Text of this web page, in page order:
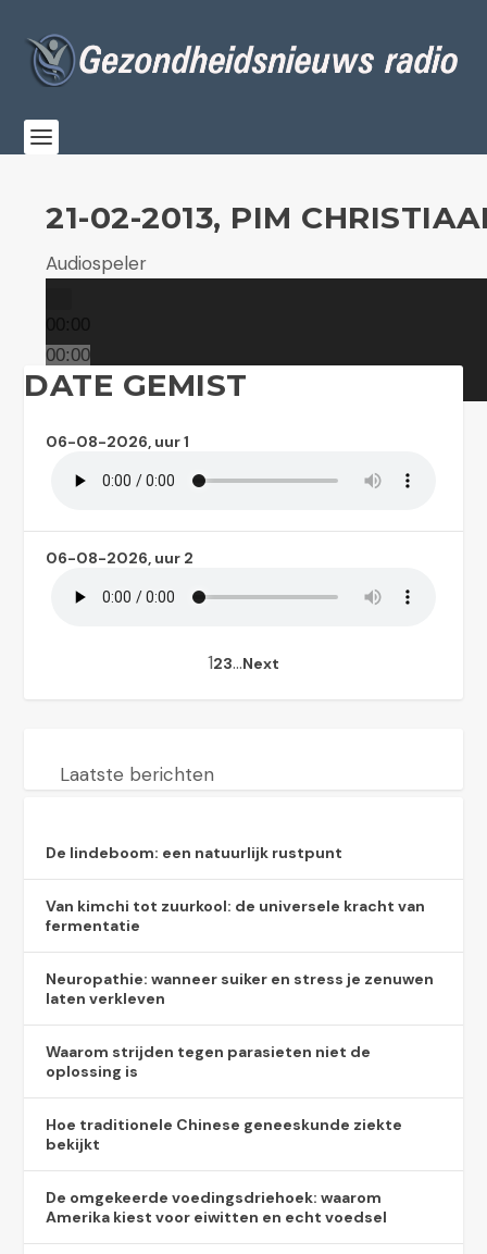
21-02-2013, PIM
Audiospeler
00:00
00:00
DATE GEMIST
06-08-2026, uur 1
06-08-2026, uur 2
123…Next
Laatste berichten
De lindeboom: een natuurlijk rustpunt
Van kimchi tot zuurkool: de universele kracht van
fermentatie
Neuropathie: wanneer suiker en stress je zenuwen
laten verkleven
Waarom strijden tegen parasieten niet de
oplossing is
Hoe traditionele Chinese geneeskunde ziekte
bekijkt
De omgekeerde voedingsdriehoek: waarom
Amerika kiest voor eiwitten en echt voedsel